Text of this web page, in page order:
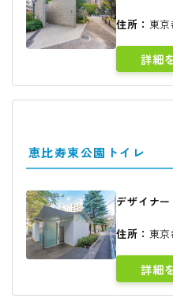
住所： 東
詳細
恵比寿東公園トイレ
デザイナー
住所： 東京
詳細